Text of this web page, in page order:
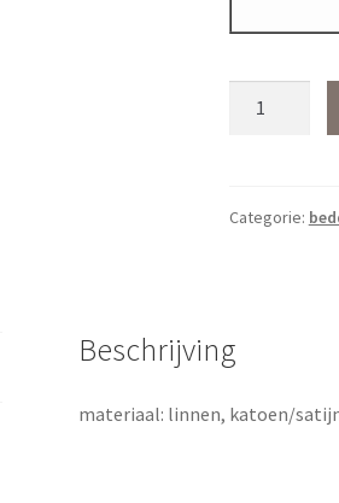
Categorie:
Beschrijving
materiaal: linnen, katoen/